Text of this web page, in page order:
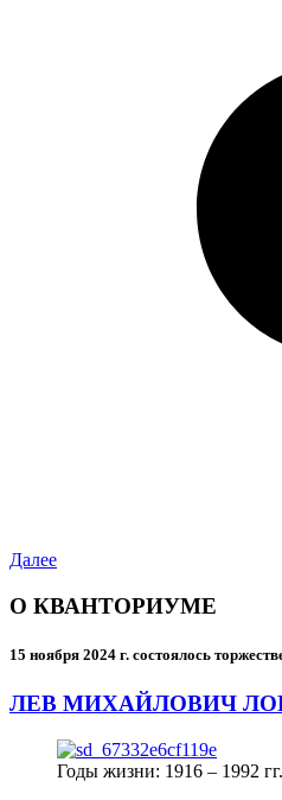
Далее
О КВАНТОРИУМЕ
15 ноября 2024 г. состоялось
ЛЕВ МИХАЙЛОВИЧ
Годы жизни: 1916 – 1992 гг.